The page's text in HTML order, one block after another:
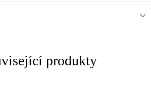
produkty